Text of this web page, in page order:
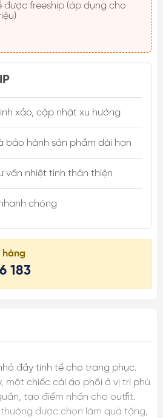
xảo, cập nhật xu hướng
bảo hành sản phẩm dài hạn
vấn nhiệt tình thân thiện
chóng
hàng
183
đầy tinh tế cho trang phục.
một chiếc cài áo phối ở vị trí phù
tạo điểm nhấn cho outfit.
được chọn làm quà tặng,